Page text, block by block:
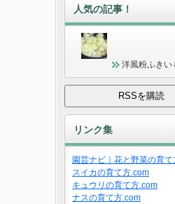
人気の記事！
洋風粉ふきい
リンク集
園芸ナビ｜花と野菜の育て
スイカの育て方.com
キュウリの育て方.com
ナスの育て方.com